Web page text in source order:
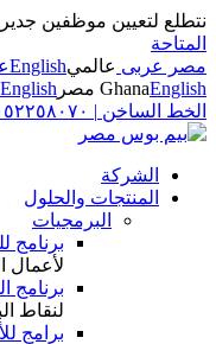
نتطلع لتعيين موظفين
المتاحة
مصر عربى عالميEnglish
GhanaEnglish مصر English
الخط الساخن |
الشركة
المنتجات والحلول
البرمجيات
برنامج
لأعمال
برنامج
لنقاط
برامج